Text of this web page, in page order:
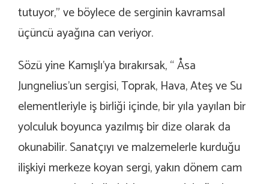
tutuyor,” ve böylece de serginin kavramsal
üçüncü ayağına can veriyor.
Sözü yine Kamışlı’ya bırakırsak, “ Åsa
Jungnelius’un sergisi, Toprak, Hava, Ateş ve Su
elementleriyle iş birliği içinde, bir yıla yayılan bir
yolculuk boyunca yazılmış bir dize olarak da
okunabilir. Sanatçıyı ve malzemelerle kurduğu
ilişkiyi merkeze koyan sergi, yakın dönem cam